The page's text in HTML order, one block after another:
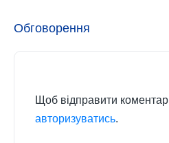
Обговорення
Щоб відправити
авторизуватись.